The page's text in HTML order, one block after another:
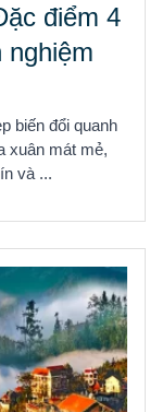
điểm 4
nghiệm
biến đổi quanh
xuân mát mẻ,
và ...